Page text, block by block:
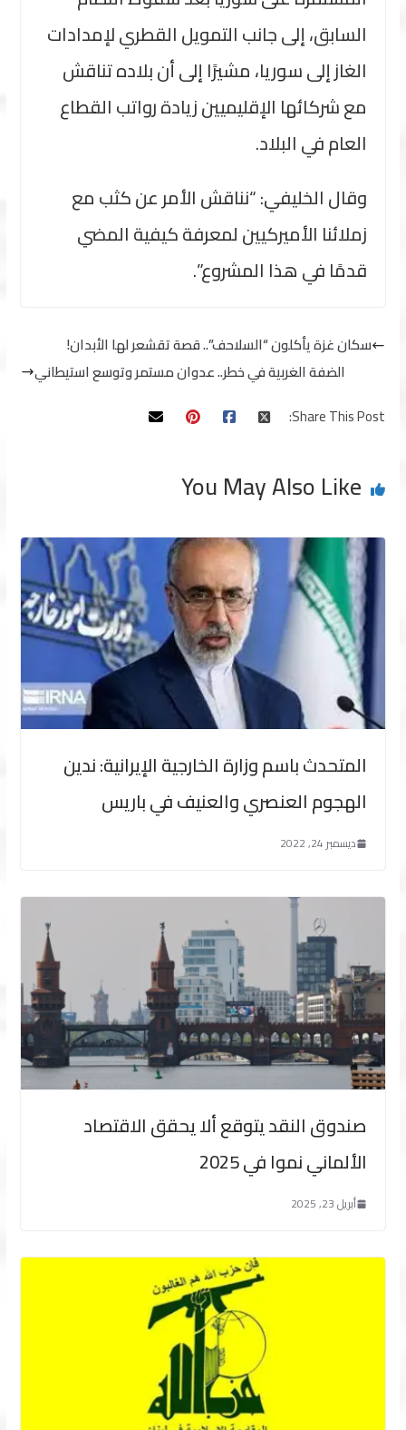
السابق، إلى جانب التمويل القطري لإمدادات
الغاز إلى سوريا، مشيرًا إلى أن بلاده تناقش
مع شركائها الإقليميين زيادة رواتب القطاع
العام في البلاد.
وقال الخليفي: “نناقش الأمر عن كثب مع
زملائنا الأميركيين لمعرفة كيفية المضي
قدمًا في هذا المشروع”.
سكان غزة يأكلون “السلاحف”.. قصة تقشعر لها الأبدان!
الضفة الغربية في خطر.. عدوان مستمر وتوسع استيطاني
Share This Post:
You May Also Like
المتحدث باسم وزارة الخارجية الإيرانية: ندين
الهجوم العنصري والعنيف في باريس
ديسمبر 24, 2022
صندوق النقد يتوقع ألا يحقق الاقتصاد
الألماني نموا في 2025
أبريل 23, 2025